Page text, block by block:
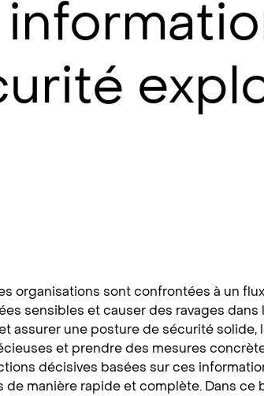
organisations sont confrontées à un
sensibles et causer des ravages
assurer une posture de sécurité solide,
et prendre des mesures
décisives basées sur ces
manière rapide et complète. Dans ce